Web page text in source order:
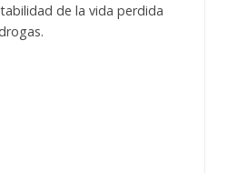
de la vida perdida